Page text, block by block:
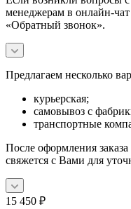
менеджерам в онлайн-
«Обратный звонок».
Предлагаем несколько
курьерская;
самовывоз с
транспортные
После оформления заказа
свяжется с Вами для
15 450 ₽